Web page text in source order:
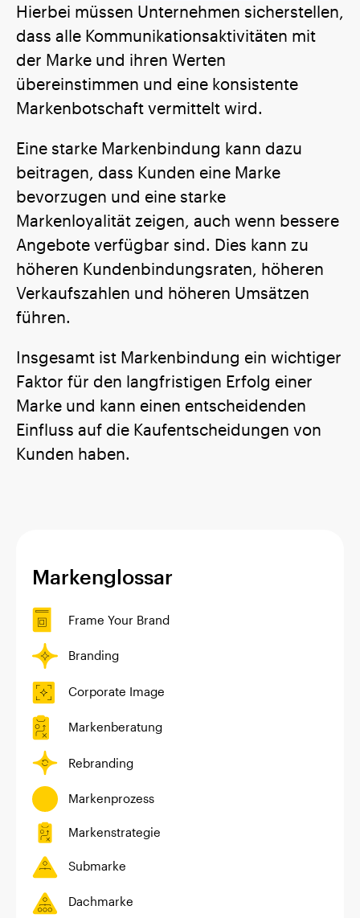
Hierbei müssen Unternehmen sicherstellen,
dass alle Kommunikationsaktivitäten mit
der Marke und ihren Werten
übereinstimmen und eine konsistente
Markenbotschaft vermittelt wird.
Eine starke Markenbindung kann dazu
beitragen, dass Kunden eine Marke
bevorzugen und eine starke
Markenloyalität zeigen, auch wenn bessere
Angebote verfügbar sind. Dies kann zu
höheren Kundenbindungsraten, höheren
Verkaufszahlen und höheren Umsätzen
führen.
Insgesamt ist Markenbindung ein wichtiger
Faktor für den langfristigen Erfolg einer
Marke und kann einen entscheidenden
Einfluss auf die Kaufentscheidungen von
Kunden haben.
Markenglossar
Frame Your Brand
Branding
Corporate Image
Markenberatung
Rebranding
Markenprozess
Markenstrategie
Submarke
Dachmarke